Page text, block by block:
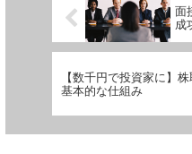
面
成
【数千円で投資家に】
基本的な仕組み